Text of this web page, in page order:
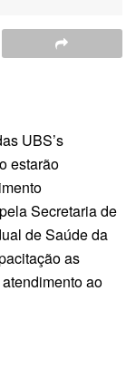
UBS’s
estarão
Secretaria de
de Saúde da
as
ao